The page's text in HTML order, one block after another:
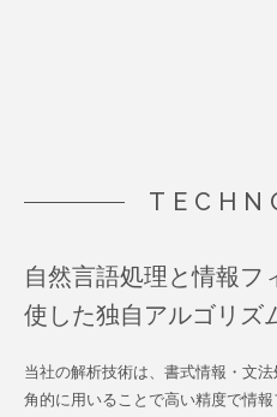
自然言語処理と情報フ
使した独自アルゴリズ
当社の解析技術は、書式情報・文
角的に用いることで高い精度で情報